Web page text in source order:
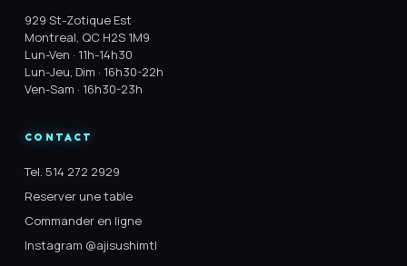
929 St-Zotique Est
Montreal, QC H2S 1M9
Lun-Ven · 11h-14h30
Lun-Jeu, Dim · 16h30-22h
Ven-Sam · 16h30-23h
CONTACT
Tel. 514 272 2929
Reserver une table
Commander en ligne
Instagram @ajisushimtl